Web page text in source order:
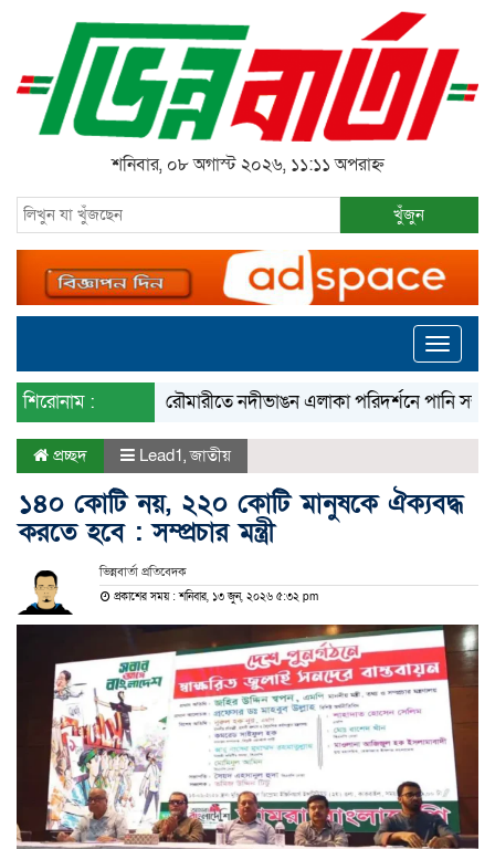
শনিবার, ০৮ অগাস্ট ২০২৬, ১১:১১ অপরাহ্ন
খুঁজুন
Toggle
শিরোনাম : রৌমারীতে নদীভাঙন এলাকা পরিদর্শনে পানি সম্পদ
প্রচ্ছদ Lead1,জাতীয়
১৪০ কোটি নয়, ২২০ কোটি মানুষকে ঐক্যবদ্ধ
করতে হবে : সম্প্রচার মন্ত্রী
ভিন্নবার্তা প্রতিবেদক
প্রকাশের সময় : শনিবার, ১৩ জুন, ২০২৬ ৫:৩২ pm